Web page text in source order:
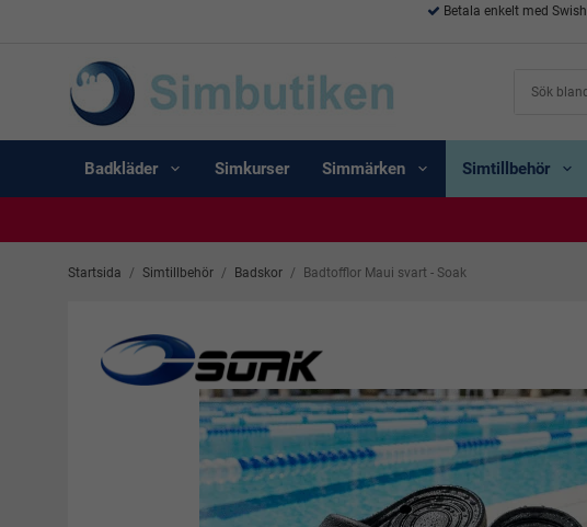
Betala enkelt med Swish
Badkläder Simkurser Simmärken Simtillbehör
Startsida / Simtillbehör / Badskor / Badtofflor Maui svart - Soak